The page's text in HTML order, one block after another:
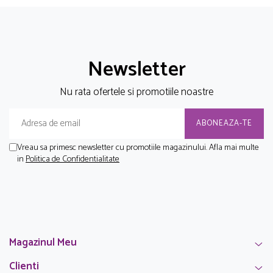
Newsletter
Nu rata ofertele si promotiile noastre
Vreau sa primesc newsletter cu promotiile magazinului. Afla mai multe
inPolitica de Confidentialitate
Magazinul Meu
Clienti